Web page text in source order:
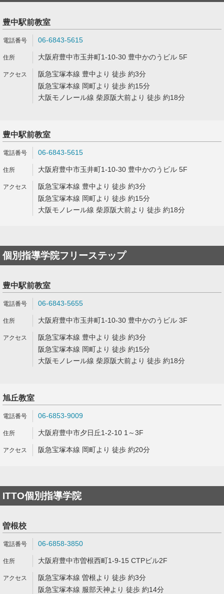
豊中駅前教室
06-6843-5615
大阪府豊中市玉井町1-10-30 豊中かのうビル 5F
阪急宝塚本線 豊中より 徒歩 約3分
阪急宝塚本線 岡町より 徒歩 約15分
大阪モノレール線 柴原阪大前より 徒歩 約18分
豊中駅前教室
06-6843-5615
大阪府豊中市玉井町1-10-30 豊中かのうビル 5F
阪急宝塚本線 豊中より 徒歩 約3分
阪急宝塚本線 岡町より 徒歩 約15分
大阪モノレール線 柴原阪大前より 徒歩 約18分
個別指導学院フリーステップ
豊中駅前教室
06-6843-5655
大阪府豊中市玉井町1-10-30 豊中かのうビル 3F
阪急宝塚本線 豊中より 徒歩 約3分
阪急宝塚本線 岡町より 徒歩 約15分
大阪モノレール線 柴原阪大前より 徒歩 約18分
旭丘教室
06-6853-9009
大阪府豊中市夕日丘1-2-10 1～3F
阪急宝塚本線 岡町より 徒歩 約20分
ITTO個別指導学院
曽根校
06-6858-3850
大阪府豊中市曽根西町1-9-15 CTPビル2F
阪急宝塚本線 曽根より 徒歩 約3分
阪急宝塚本線 服部天神より 徒歩 約14分